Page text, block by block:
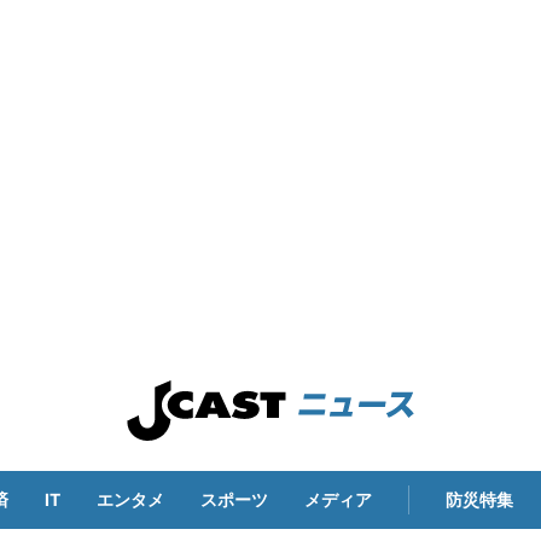
IT エンタメ スポーツ メディア 防災特集